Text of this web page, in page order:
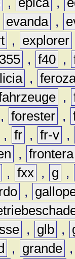
evanda ,
, explorer
, f40 ,
,
,
, forester ,
, fr , fr-v ,
, frontera
, fxx , g
,
,
, glb ,
, grande